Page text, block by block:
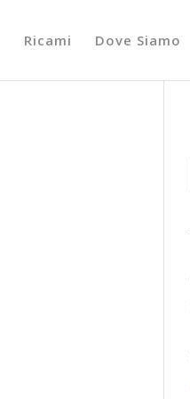
Ricami Dove Siamo